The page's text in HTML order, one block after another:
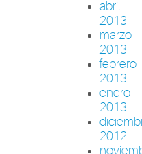
abril
2013
marzo
2013
febrero
2013
enero
2013
2012